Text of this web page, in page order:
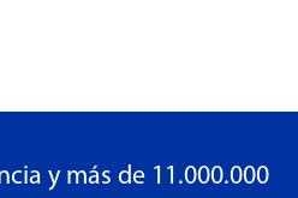
y más de 11.000.000